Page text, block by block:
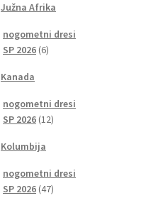
Južna Afrika
nogometni dresi
SP 2026 66
Kanada
nogometni dresi
SP 2026 1212
Kolumbija
nogometni dresi
SP 2026 4747